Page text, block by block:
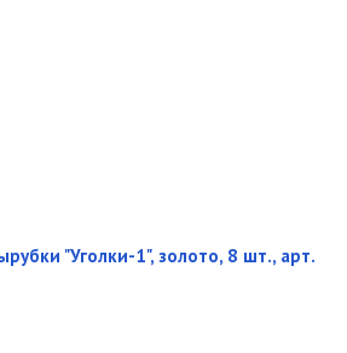
"Уголки-1", золото, 8 шт., арт.